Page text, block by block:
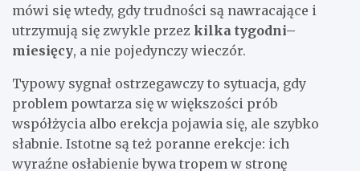
mówi się wtedy, gdy trudności są nawracające i
utrzymują się zwykle przez kilka tygodni–
miesięcy, a nie pojedynczy wieczór.
Typowy sygnał ostrzegawczy to sytuacja, gdy
problem powtarza się w większości prób
współżycia albo erekcja pojawia się, ale szybko
słabnie. Istotne są też poranne erekcje: ich
wyraźne osłabienie bywa tropem w stronę